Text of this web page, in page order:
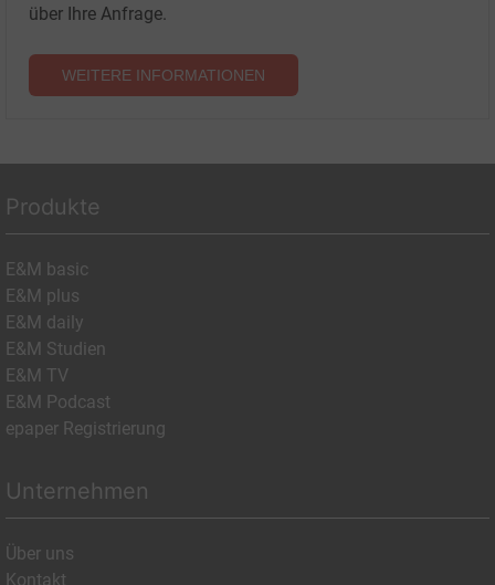
über Ihre Anfrage.
WEITERE INFORMATIONEN
Produkte
E&M basic
E&M plus
E&M daily
E&M Studien
E&M TV
E&M Podcast
epaper Registrierung
Unternehmen
Über uns
Kontakt